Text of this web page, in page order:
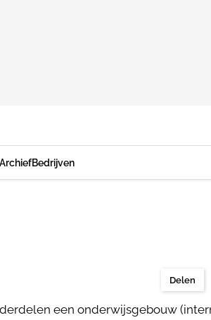
ArchiefBedrijven
Delen
een onderwijsgebouw